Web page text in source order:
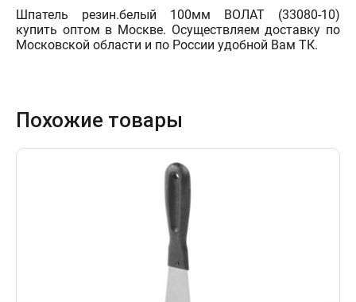
Шпатель резин.белый 100мм ВОЛАТ (33080-10)
купить оптом в Москве. Осуществляем доставку по
Московской области и по России удобной Вам ТК.
Похожие товары